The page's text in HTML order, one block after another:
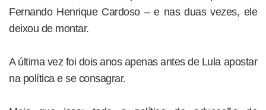
Fernando Henrique Cardoso – e nas duas vezes, ele
deixou de montar.
A última vez foi dois anos apenas antes de Lula apostar
na política e se consagrar.